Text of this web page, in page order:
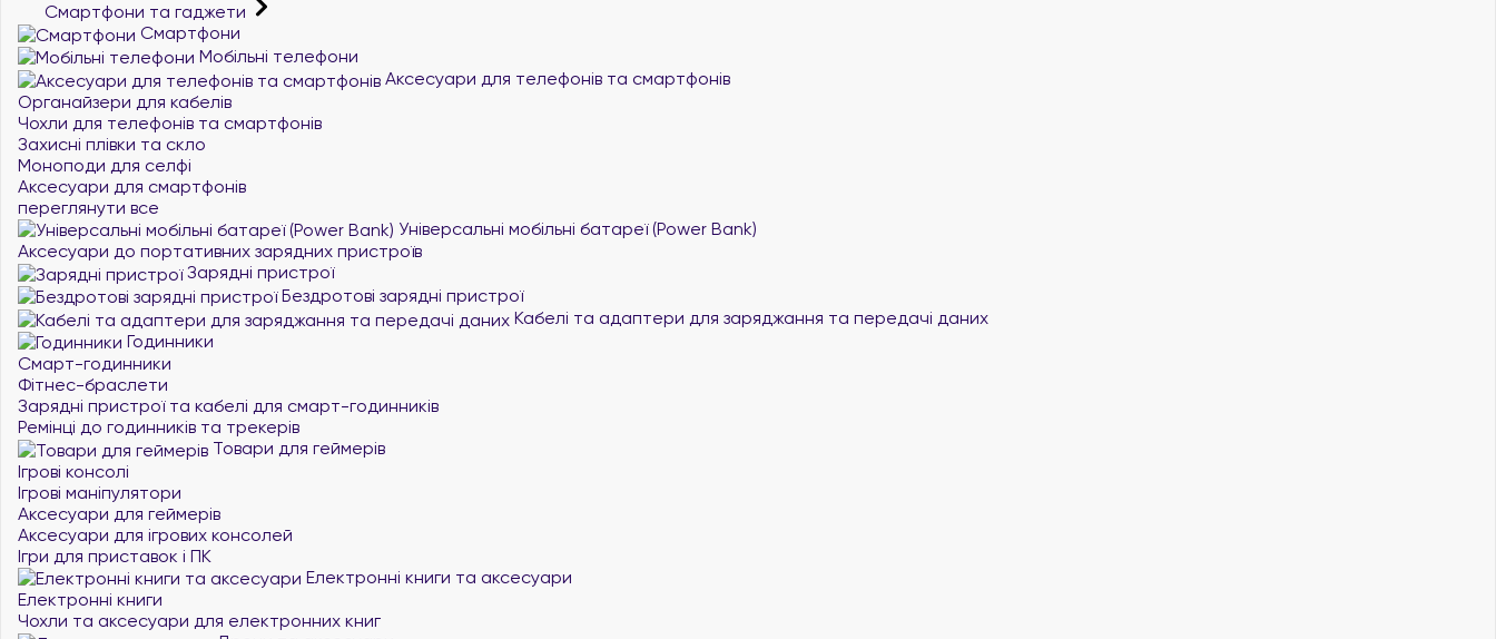
Смартфони та гаджети
Смартфони
Мобільні телефони
Аксесуари для телефонів та смартфонів
Органайзери для кабелів
Чохли для телефонів та смартфонів
Захисні плівки та скло
Моноподи для селфі
Аксесуари для смартфонів
переглянути все
Універсальні мобільні батареї (Power Bank)
Аксесуари до портативних зарядних пристроїв
Зарядні пристрої
Бездротові зарядні пристрої
Кабелі та адаптери для заряджання та передачі даних
Годинники
Смарт-годинники
Фітнес-браслети
Зарядні пристрої та кабелі для смарт-годинників
Ремінці до годинників та трекерів
Товари для геймерів
Ігрові консолі
Ігрові маніпулятори
Аксесуари для геймерів
Аксесуари для ігрових консолей
Ігри для приставок і ПК
Електронні книги та аксесуари
Електронні книги
Чохли та аксесуари для електронних книг